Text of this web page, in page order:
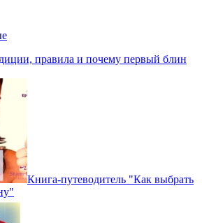
правила и почему первый блин
Книга-путеводитель "Как выбрать